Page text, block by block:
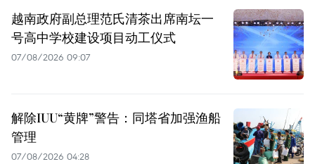
越南政府副总理范氏清茶出席南坛一
号高中学校建设项目动工仪式
07/08/2026 09:07
解除IUU“黄牌”警告：同塔省加强渔船
管理
07/08/2026 04:28